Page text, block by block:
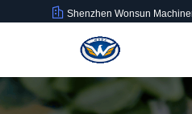
Shenzhen Wonsun